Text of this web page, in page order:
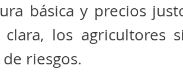
básica y precios
los agricultores
riesgos.